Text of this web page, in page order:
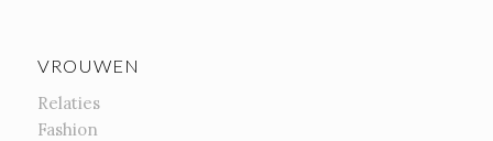
VROUWEN
Relaties
Fashion